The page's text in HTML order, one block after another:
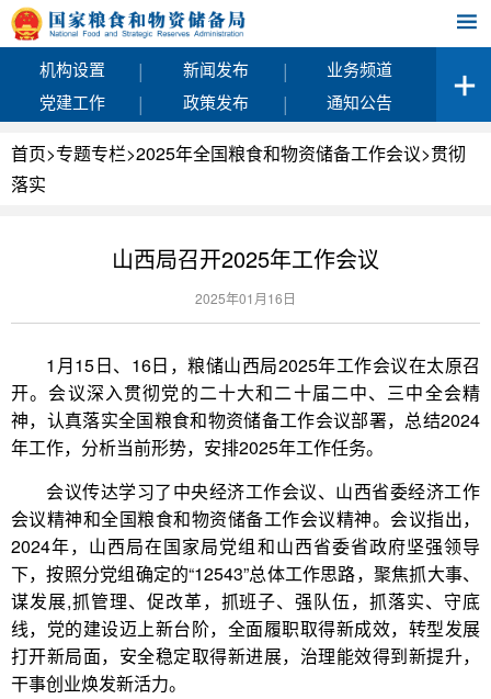
机构设置 | 新闻发布 |
业务频道
党建工作
| 政策发布 | 通知公告
首页>专题专栏>2025年全国粮食和物资储备工作会议>贯彻
落实
山西局召开2025年工作会议
2025年01月16日
1月15日、16日，粮储山西局2025年工作会议在太原召
开。会议深入贯彻党的二十大和二十届二中、三中全会精
神，认真落实全国粮食和物资储备工作会议部署，总结2024
年工作，分析当前形势，安排2025年工作任务。
会议传达学习了中央经济工作会议、山西省委经济工作
会议精神和全国粮食和物资储备工作会议精神。会议指出，
2024年，山西局在国家局党组和山西省委省政府坚强领导
下，按照分党组确定的“12543”总体工作思路，聚焦抓大事、
谋发展,抓管理、促改革，抓班子、强队伍，抓落实、守底
线，党的建设迈上新台阶，全面履职取得新成效，转型发展
打开新局面，安全稳定取得新进展，治理能效得到新提升，
干事创业焕发新活力。